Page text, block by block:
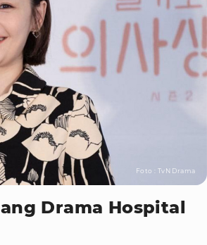
Foto : TvN Drama
Drama Hospital